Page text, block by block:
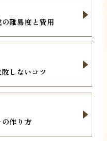
難易度と費用
しないコツ
作り方